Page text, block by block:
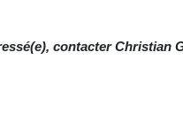
contacter Christian